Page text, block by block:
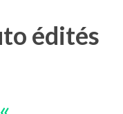
édités